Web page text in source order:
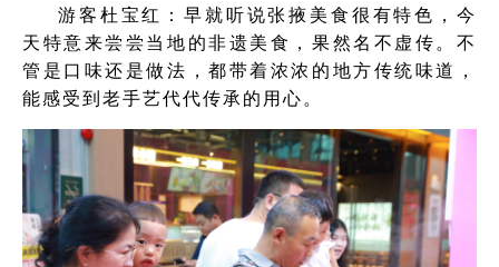
游客杜宝红：早就听说张掖美食很有特色，今
天特意来尝尝当地的非遗美食，果然名不虚传。不
管是口味还是做法，都带着浓浓的地方传统味道，
能感受到老手艺代代传承的用心。